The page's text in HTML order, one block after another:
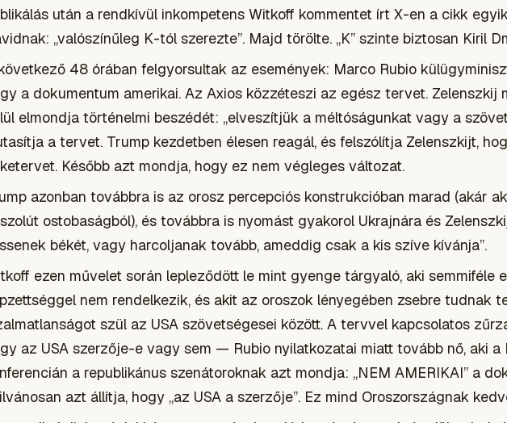
után a rendkívül inkompetens Witkoff kommentet írt X-en a cikk
„valószínűleg K-tól szerezte”. Majd törölte. „K” szinte biztosan Kiril
48 órában felgyorsultak az események: Marco Rubio
a dokumentum amerikai. Az Axios közzéteszi az egész tervet. Zelenszkij
elmondja történelmi beszédét: „elveszítjük a méltóságunkat vagy a
a tervet. Trump kezdetben élesen reagál, és felszólítja Zelenszkijt,
Később azt mondja, hogy ez nem végleges változat.
azonban továbbra is az orosz percepciós konstrukcióban marad (akár
ostobaságból), és továbbra is nyomást gyakorol Ukrajnára és
békét, vagy harcoljanak tovább, ameddig csak a kis szíve kívánja”.
ezen művelet során lepleződött le mint gyenge tárgyaló, aki semmiféle
nem rendelkezik, és akit az oroszok lényegében zsebre tudnak
szül az USA szövetségesei között. A tervvel kapcsolatos
az USA szerzője-e vagy sem — Rubio nyilatkozatai miatt tovább nő, aki
a republikánus szenátoroknak azt mondja: „NEM AMERIKAI” a
azt állítja, hogy „az USA a szerzője”. Ez mind Oroszországnak